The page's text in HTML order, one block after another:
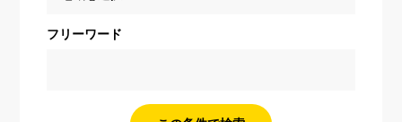
フリーワード